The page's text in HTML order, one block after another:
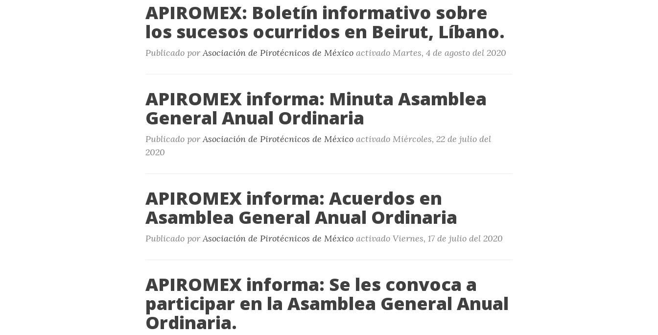
APIROMEX: Boletín informativo sobre
los sucesos ocurridos en Beirut, Líbano.
Publicado porAsociación de Pirotécnicos de México activado Martes, 4 de agosto del 2020
APIROMEX informa: Minuta Asamblea
General Anual Ordinaria
Publicado porAsociación de Pirotécnicos de México activado Miércoles, 22 de julio del
2020
APIROMEX informa: Acuerdos en
Asamblea General Anual Ordinaria
Publicado porAsociación de Pirotécnicos de México activado Viernes, 17 de julio del 2020
APIROMEX informa: Se les convoca a
participar en la Asamblea General Anual
Ordinaria.